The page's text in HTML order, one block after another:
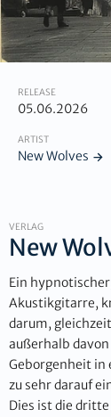
RELEASE
05.06.2026
ARTIST
New Wolves
VERLAG
New
Ein
Akustikgitarre,
darum,
außerhalb
Geborgenheit in
zu sehr darauf
Dies ist die